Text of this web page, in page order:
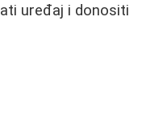
uređaj i donositi